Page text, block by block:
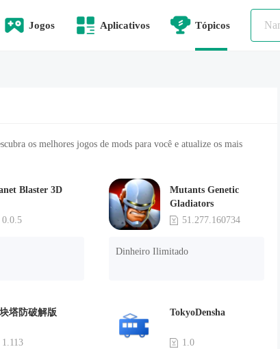
Jogos Aplicativos Tópicos
os melhores jogos de mods para você e atualize os mais
Blaster 3D
0.0.5
Mutants Genetic
Gladiators
51.277.160734
Dinheiro Ilimitado
塔防破解版
1.113
TokyoDensha
1.0